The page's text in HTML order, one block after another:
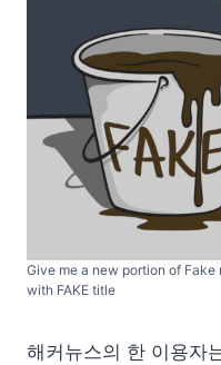
Give me a new portion of
with FAKE title
해커뉴스의 한 이용자